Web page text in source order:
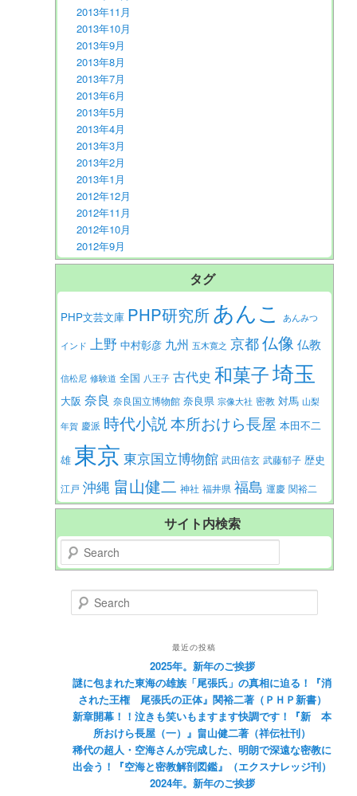
2013年11月
2013年10月
2013年9月
2013年8月
2013年7月
2013年6月
2013年5月
2013年4月
2013年3月
2013年2月
2013年1月
2012年12月
2012年11月
2012年10月
2012年9月
タグ
PHP文芸文庫 PHP研究所あんこ あんみつ
インド 上野 中村彰彦 九州 五木寛之 京都仏像 仏教
信松尼 修験道 全国 八王子 古代史 和菓子埼玉
大阪 奈良 奈良国立博物館 奈良県 宗像大社 密教 対馬 山梨
年賀 慶派 時代小説本所おけら長屋 本田不二
雄 東京 東京国立博物館 武田信玄 武藤郁子 歴史
江戸 沖縄 畠山健二 神社 福井県 福島 運慶 関裕二
サイト内検索
Search
Search
最近の投稿
2025年。新年のご挨拶
謎に包まれた東海の雄族「尾張氏」の真相に迫る！『消
された王権 尾張氏の正体』関裕二著（ＰＨＰ新書）
新章開幕！！泣きも笑いもますます快調です！『新 本
所おけら長屋（一）』畠山健二著（祥伝社刊）
稀代の超人・空海さんが完成した、明朗で深遠な密教に
出会う！『空海と密教解剖図鑑』（エクスナレッジ刊）
2024年。新年のご挨拶